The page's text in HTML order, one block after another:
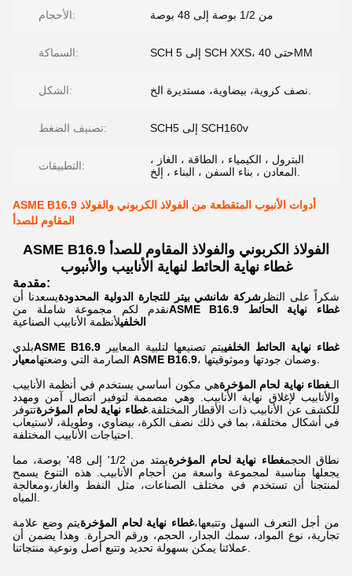
الأحجام: من 1/2 بوصة إلى 48 بوصة
السماكة: SCH 5 إلى SCH XXS، حتى 40MM
الشكل:
تصنيف الضغط: SCH5 إلى SCH160v
التطبيقات:
البترول ، الكيمياء ، الطاقة ، الغاز ،
ASME B16.9 أدوات الأنبوب المتقطعة من الفولاذ الكربوني والفولاذ
المقاوم للصدأ
ASME B16.9 الفولاذ الكربوني والفولاذ المقاوم للصدأ
غطاء نهاية الحائط لنهاية الأنابيب والأنبوب
مقدمة:
شكراً على النظر شركة شانشي بيتر للتجارة الدولية المحدودةيسعدنا أن
نقدم لكم مجموعة شاملة منASME B16.9 غطاء نهاية الحائط
الخلفيلأنظمة الأنابيب الصناعية
بلدي
ASME B16.9 غطاء نهاية الحائط الخلفييتم تصنيعها لتلبية المعايير
الصارمة التي وضعتها معيار ASME B16.9
الـغطاء نهاية لحام المؤخرةهي مكون أساسي يستخدم في أنظمة الأنابيب
والأنابيب لإغلاق نهاية الأنابيب. وهي مصممة لتوفير اتصال آمن ومهدد
للكشف عن الأنابيب ذات الأقطار المختلفة.غطاء نهاية لحام المؤخرةتتوفر
في أشكال مختلفة، بما في ذلك نصف الكرة، بيضاوي، وطويلة، لاستيعاب
نطاق الحجمغطاء نهاية لحام المؤخرة
يمتد من 1/2' إلى 48' بوصة، مما
يجعلها مناسبة لمجموعة واسعة من أحجام الأنابيب. هذه التنوع يسمح
لمنتجنا أن تستخدم في مختلف الصناعات، مثل النفط والغاز،ومعالجة
من أجل التعرف السهل وتتبعها،غطاء نهاية لحام المؤخرةيتم وضع علامة
تجارية، نوع المواد، سمك الجدار، الحجم، ورقم الحرارة. وهذا يضمن أن